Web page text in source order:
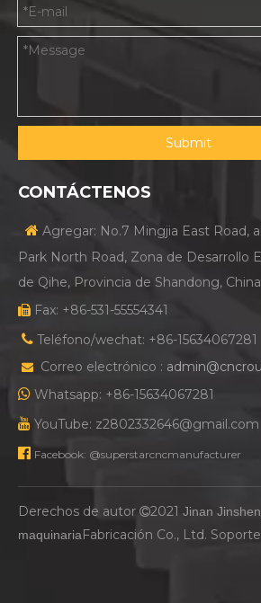
Submit
CONTÁCTENOS
 Agregar: No.7 Mingjia East Road,
Park North Road, Zona de Desarrollo
de Qihe, Provincia de Shandong,
 Fax: +86-531-55554341
 Teléfono/wechat: +86-15634067281
 Correo electrónico :
 Whatsapp: +86-15634067281
 YouTube: z2802332646@gmail.com
 Facebook: @superstarcncmanufacturer
Derechos de autor 2021 Jinan
maquinariaFabricación Co., Ltd.